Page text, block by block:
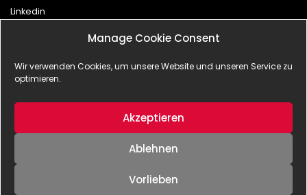
Manage Cookie Consent
Wir verwenden Cookies, um unsere Website und unseren Service zu
optimieren.
Akzeptieren
Ablehnen
Vorlieben
Linkedin
Kontakt
Impressum
© 2025 - BLANX effects | interactive GmbH